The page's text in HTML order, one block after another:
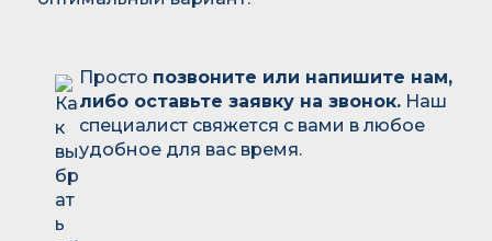
Просто позвоните или напишите нам,
либо оставьте заявку на звонок.Наш
специалист свяжется с вами в любое
удобное для вас время.